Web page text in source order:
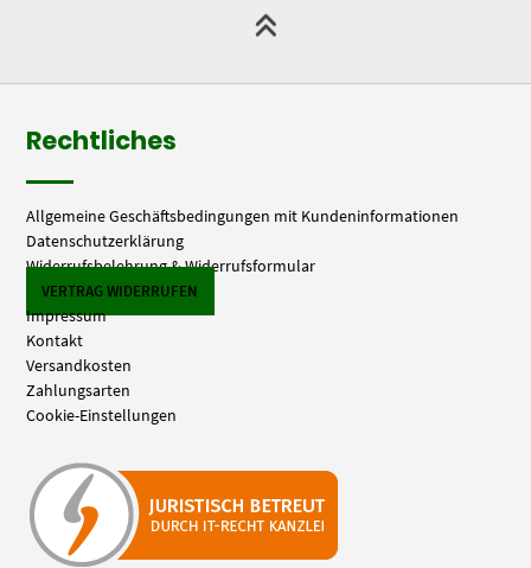
Rechtliches
Allgemeine Geschäftsbedingungen mit Kundeninformationen
Datenschutzerklärung
Widerrufsbelehrung & Widerrufsformular
VERTRAG WIDERRUFEN
Impressum
Kontakt
Versandkosten
Zahlungsarten
Cookie-Einstellungen